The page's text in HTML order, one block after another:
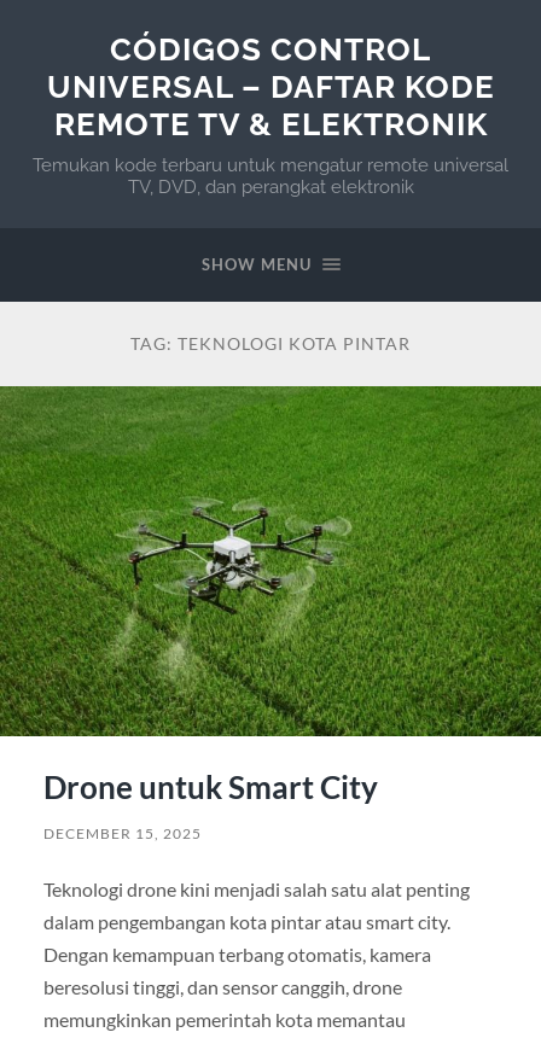
CÓDIGOS CONTROL
UNIVERSAL – DAFTAR KODE
REMOTE TV & ELEKTRONIK
Temukan kode terbaru untuk mengatur remote universal
TV, DVD, dan perangkat elektronik
SHOW MENU
TAG: TEKNOLOGI KOTA PINTAR
Drone untuk Smart City
DECEMBER 15, 2025
Teknologi drone kini menjadi salah satu alat penting
dalam pengembangan kota pintar atau smart city.
Dengan kemampuan terbang otomatis, kamera
beresolusi tinggi, dan sensor canggih, drone
memungkinkan pemerintah kota memantau